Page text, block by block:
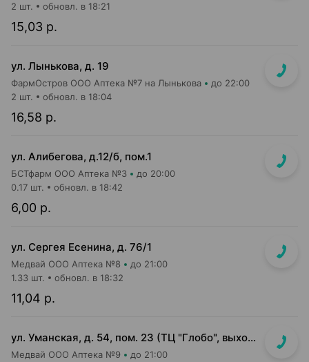
15,03 р.
2 шт. обновл. в 18:21
ул. Лынькова, д. 19
ФармОстров ООО Аптека №7 на Лынькова до 22:00
16,58 р.
2 шт. обновл. в 18:04
ул. Алибегова, д.12/б, пом.1
БСТфарм ООО Аптека №3 до 20:00
6,00 р.
0.17 шт. обновл. в 18:42
ул. Сергея Есенина, д. 76/1
Медвай ООО Аптека №8 до 21:00
11,04 р.
1.33 шт. обновл. в 18:32
ул. Уманская, д. 54, пом. 23 (ТЦ "Глобо", выход в сторону паркинга)
Медвай ООО Аптека №9 до 21:00